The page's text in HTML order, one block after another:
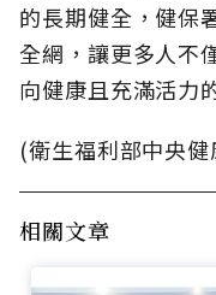
的長期健全，健保
全網，讓更多人不
向健康且充滿活力
(衛生福利部中央
相關文章